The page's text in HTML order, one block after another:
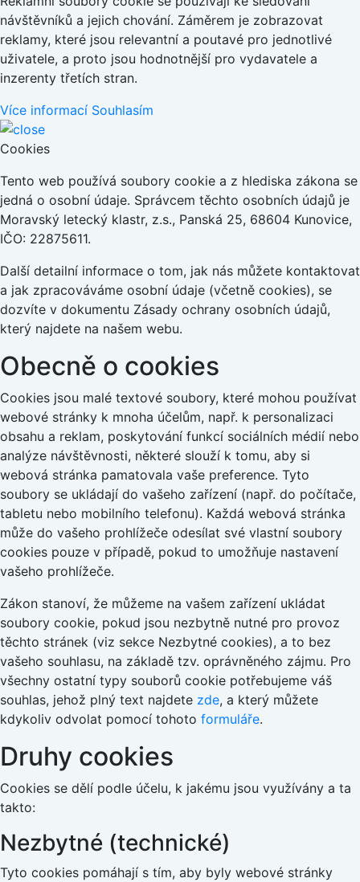
návštěvníků a jejich chování. Záměrem je zobrazovat
reklamy, které jsou relevantní a poutavé pro jednotlivé
uživatele, a proto jsou hodnotnější pro vydavatele a
inzerenty třetích stran.
Více informací Souhlasím
Cookies
Tento web používá soubory cookie a z hlediska zákona se
jedná o osobní údaje. Správcem těchto osobních údajů je
Moravský letecký klastr, z.s., Panská 25, 68604 Kunovice,
IČO: 22875611.
Další detailní informace o tom, jak nás můžete kontaktovat
a jak zpracováváme osobní údaje (včetně cookies), se
dozvíte v dokumentu Zásady ochrany osobních údajů,
který najdete na našem webu.
Obecně o cookies
Cookies jsou malé textové soubory, které mohou používat
webové stránky k mnoha účelům, např. k personalizaci
obsahu a reklam, poskytování funkcí sociálních médií nebo
analýze návštěvnosti, některé slouží k tomu, aby si
webová stránka pamatovala vaše preference. Tyto
soubory se ukládají do vašeho zařízení (např. do počítače,
tabletu nebo mobilního telefonu). Každá webová stránka
může do vašeho prohlížeče odesílat své vlastní soubory
cookies pouze v případě, pokud to umožňuje nastavení
vašeho prohlížeče.
Zákon stanoví, že můžeme na vašem zařízení ukládat
soubory cookie, pokud jsou nezbytně nutné pro provoz
těchto stránek (viz sekce Nezbytné cookies), a to bez
vašeho souhlasu, na základě tzv. oprávněného zájmu. Pro
všechny ostatní typy souborů cookie potřebujeme váš
souhlas, jehož plný text najdete zde, a který můžete
kdykoliv odvolat pomocí tohoto formuláře.
Druhy cookies
Cookies se dělí podle účelu, k jakému jsou využívány a ta
takto:
Nezbytné (technické)
Tyto cookies pomáhají s tím, aby byly webové stránky